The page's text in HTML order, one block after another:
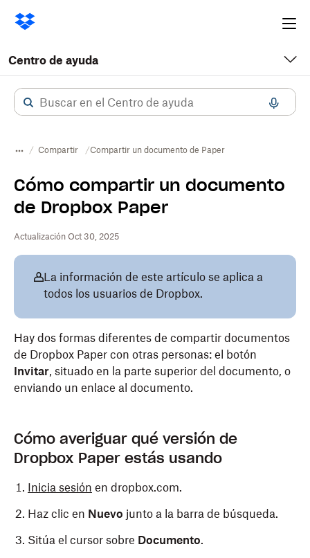
Centro de ayuda
Compartir Compartir un documento de Paper
Cómo compartir un documento
de Dropbox Paper
Actualización Oct 30, 2025
La información de este artículo se aplica a
todos los usuarios de Dropbox.
Hay dos formas diferentes de compartir documentos
de Dropbox Paper con otras personas: el botón
Invitar, situado en la parte superior del documento, o
enviando un enlace al documento.
Cómo averiguar qué versión de
Dropbox Paper estás usando
Inicia sesión en dropbox.com.
Haz clic en Nuevo junto a la barra de búsqueda.
Sitúa el cursor sobre Documento.